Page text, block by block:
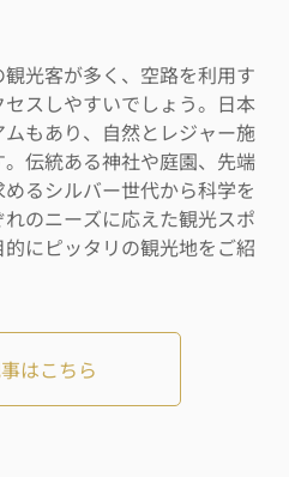
光客が多く、空路を利用す
スしやすいでしょう。日本
もあり、自然とレジャー施
伝統ある神社や庭園、先端
るシルバー世代から科学を
のニーズに応えた観光スポ
にピッタリの観光地をご紹
はこちら